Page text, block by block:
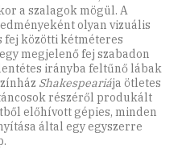
a szalagok mögül. A
olyan vizuális
fej közötti kétméteres
megjelenő fej szabadon
irányba feltűnő lábak
Shakespeariája ötletes
részéről produkált
előhívott gépies, minden
által egy egyszerre